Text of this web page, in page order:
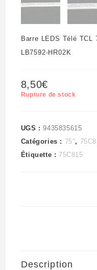
Barre LEDS Télé TCL
LB7592-HR02K
8,50€
Rupture de stock
UGS :9435835615
Catégories : 75",
Étiquette : 75C815
Description